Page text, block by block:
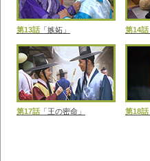
第13話 「嫉妬」 第14話
第17話 「王の密命」 第18話